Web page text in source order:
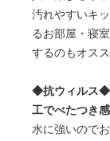
汚れやすいキ
るお部屋・寝
するのもオス
◆抗ウィルス◆
工でべたつき
水に強いので